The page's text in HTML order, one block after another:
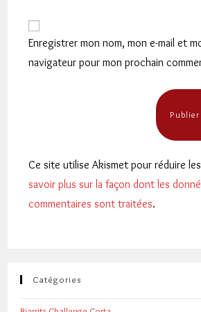
comment
votre
site
(facultatif)
Enregistrer mon nom, mon e-mail et
navigateur pour mon prochain
Ce site utilise Akismet pour réduire
savoir plus sur la façon dont les
commentaires sont traitées.
Catégories